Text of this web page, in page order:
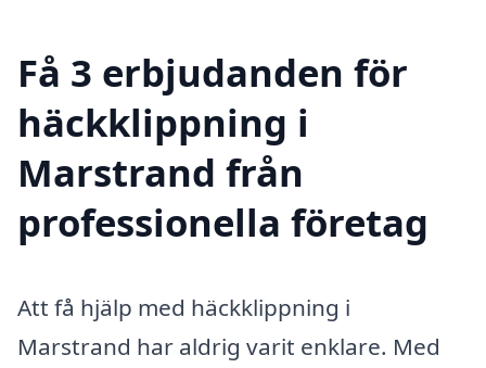
Få 3 erbjudanden för
häckklippning i
Marstrand från
professionella företag
Att få hjälp med häckklippning i
Marstrand har aldrig varit enklare. Med